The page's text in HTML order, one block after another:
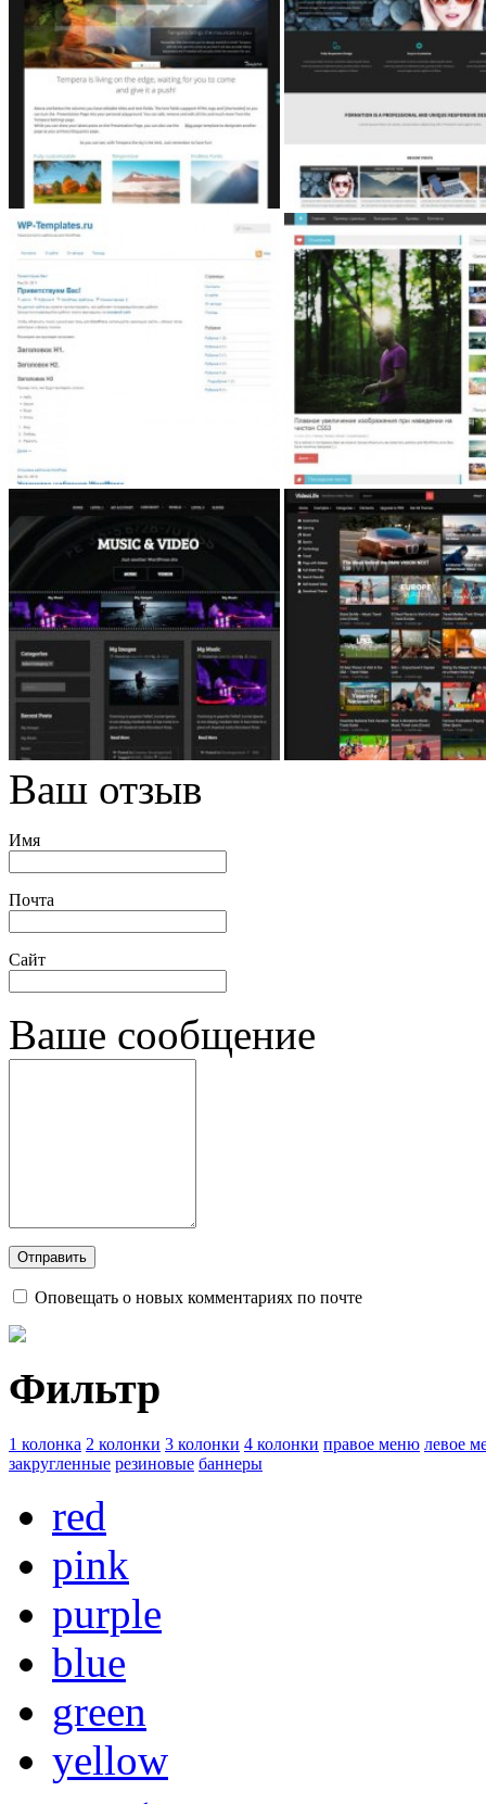
Ваш отзыв
Имя
Почта
Сайт
Ваше сообщение
Оповещать о новых комментариях по почте
Фильтр
1 колонка 2 колонки 3 колонки 4 колонки правое меню левое
закругленные резиновые баннеры
red
pink
purple
blue
green
yellow